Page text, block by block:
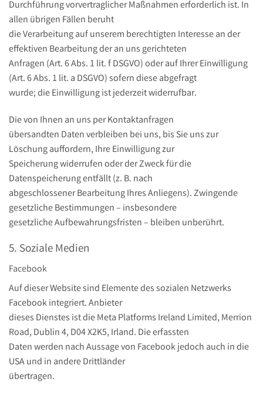
Durchführung vorvertraglicher Maßnahmen erforderlich ist. In
allen übrigen Fällen beruht
die Verarbeitung auf unserem berechtigten Interesse an der
effektiven Bearbeitung der an uns gerichteten
Anfragen (Art. 6 Abs. 1 lit. f DSGVO) oder auf Ihrer Einwilligung
(Art. 6 Abs. 1 lit. a DSGVO) sofern diese abgefragt
wurde; die Einwilligung ist jederzeit widerrufbar.
Die von Ihnen an uns per Kontaktanfragen
übersandten Daten verbleiben bei uns, bis Sie uns zur
Löschung auffordern, Ihre Einwilligung zur
Speicherung widerrufen oder der Zweck für die
Datenspeicherung entfällt (z. B. nach
abgeschlossener Bearbeitung Ihres Anliegens). Zwingende
gesetzliche Bestimmungen – insbesondere
gesetzliche Aufbewahrungsfristen – bleiben unberührt.
5. Soziale Medien
Facebook
Auf dieser Website sind Elemente des sozialen Netzwerks
Facebook integriert. Anbieter
dieses Dienstes ist die Meta Platforms Ireland Limited, Merrion
Road, Dublin 4, D04 X2K5, Irland. Die erfassten
Daten werden nach Aussage von Facebook jedoch auch in die
USA und in andere Drittländer
übertragen.